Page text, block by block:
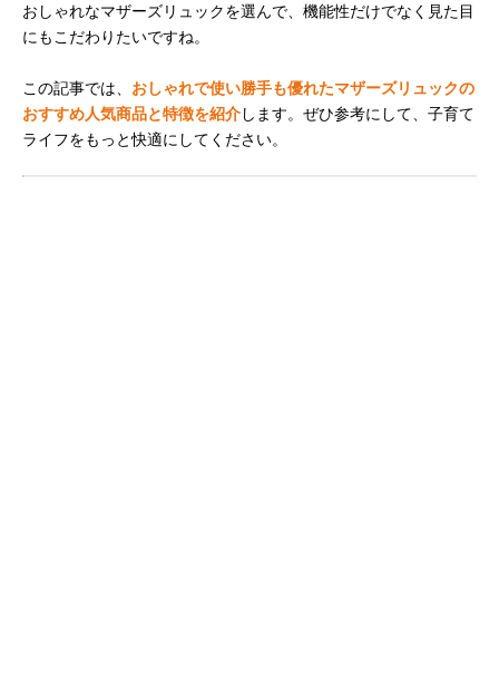
おしゃれなマザーズリュックを選んで、機能性だけでなく見た目
にもこだわりたいですね。
この記事では、 おしゃれで使い勝手も優れたマザーズリュックの
おすすめ人気商品と特徴を紹介します。ぜひ参考にして、子育て
ライフをもっと快適にしてください。